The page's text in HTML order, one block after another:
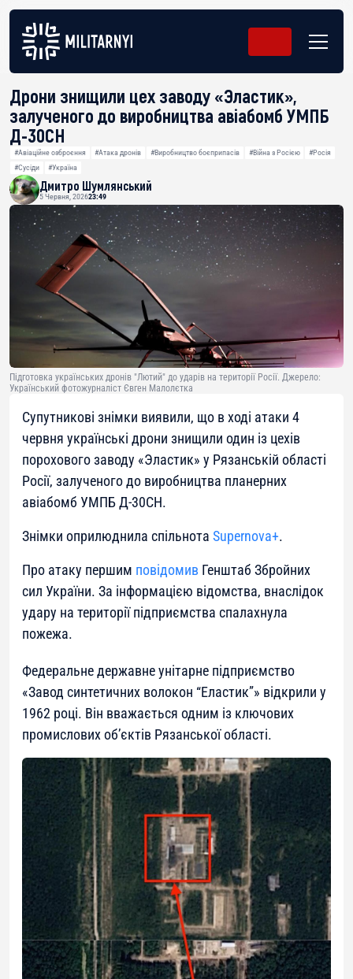
Дрони знищили цех заводу «Эластик»,
залученого до виробництва авіабомб УМПБ
Д-30СН
#Авіаційне озброєння #Атака дронів #Виробництво боєприпасів #Війна з Росією
#Росія
#Сусіди
#Україна
Дмитро Шумлянський
5 Червня, 202623:49
Підготовка українських дронів "Лютий" до ударів на території Росії. Джерело:
Український фотожурналіст Євген Малолєтка
Супутникові знімки виявили, що в ході атаки 4
червня українські дрони знищили один із цехів
порохового заводу «Эластик» у Рязанській області
Росії, залученого до виробництва планерних
авіабомб УМПБ Д-30СН.
Знімки оприлюднила спільнота Supernova+.
Про атаку першим повідомив Генштаб Збройних
сил України. За інформацією відомства, внаслідок
удару на території підприємства спалахнула
пожежа.
Федеральне державне унітарне підприємство
«Завод синтетичних волокон “Еластик”» відкрили у
1962 році. Він вважається одним із ключових
промислових об’єктів Рязанської області.